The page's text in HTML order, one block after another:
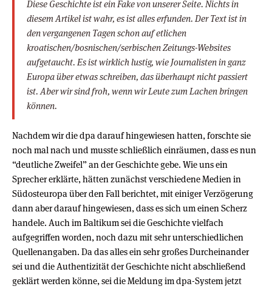
Diese Geschichte ist ein Fake von unserer Seite. Nichts in
diesem Artikel ist wahr, es ist alles erfunden. Der Text ist in
den vergangenen Tagen schon auf etlichen
kroatischen/bosnischen/serbischen Zeitungs-Websites
aufgetaucht. Es ist wirklich lustig, wie Journalisten in ganz
Europa über etwas schreiben, das überhaupt nicht passiert
ist. Aber wir sind froh, wenn wir Leute zum Lachen bringen
können.
Nachdem wir die dpa darauf hingewiesen hatten, forschte sie
noch mal nach und musste schließlich einräumen, dass es nun
“deutliche Zweifel” an der Geschichte gebe. Wie uns ein
Sprecher erklärte, hätten zunächst verschiedene Medien in
Südosteuropa über den Fall berichtet, mit einiger Verzögerung
dann aber darauf hingewiesen, dass es sich um einen Scherz
handele. Auch im Baltikum sei die Geschichte vielfach
aufgegriffen worden, noch dazu mit sehr unterschiedlichen
Quellenangaben. Da das alles ein sehr großes Durcheinander
sei und die Authentizität der Geschichte nicht abschließend
geklärt werden könne, sei die Meldung im dpa-System jetzt